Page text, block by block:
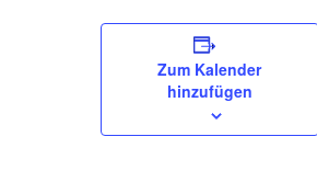
Zum Kalender
hinzufügen